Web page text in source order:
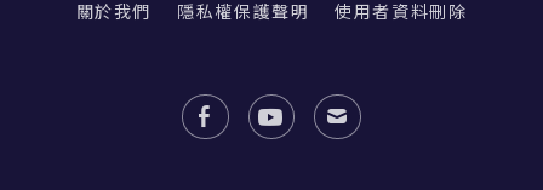
關於我們 隱私權保護聲明 使用者資料刪除